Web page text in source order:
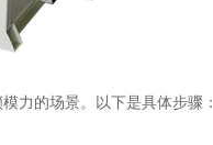
力的场景。以下是具体步骤：